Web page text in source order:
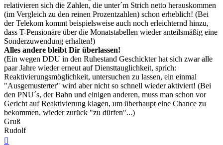
relativieren sich die Zahlen, die unter´m Strich netto herauskommen
(im Vergleich zu den reinen Prozentzahlen) schon erheblich! (Bei
der Telekom kommt beispielsweise auch noch erleichternd hinzu,
dass T-Pensionäre über die Monatstabellen wieder anteilsmäßig eine
Sonderzuwendung erhalten!)
Alles andere bleibt Dir überlassen!
(Ein wegen DDU in den Ruhestand Geschickter hat sich zwar alle
paar Jahre wieder erneut auf Diensttauglichkeit, sprich:
Reaktivierungsmöglichkeit, untersuchen zu lassen, ein einmal
"Ausgemusterter" wird aber nicht so schnell wieder aktiviert! (Bei
den PNU´s, der Bahn und einigen anderen, muss man schon vor
Gericht auf Reaktivierung klagen, um überhaupt eine Chance zu
bekommen, wieder zurück "zu dürfen"...)
Gruß
Rudolf